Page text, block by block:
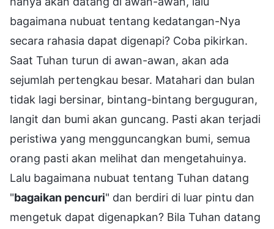
bagaimana nubuat tentang kedatangan-Nya
secara rahasia dapat digenapi? Coba pikirkan.
Saat Tuhan turun di awan-awan, akan ada
sejumlah pertengkau besar. Matahari dan bulan
tidak lagi bersinar, bintang-bintang berguguran,
langit dan bumi akan guncang. Pasti akan terjadi
peristiwa yang mengguncangkan bumi, semua
orang pasti akan melihat dan mengetahuinya.
Lalu bagaimana nubuat tentang Tuhan datang
"bagaikan pencuri" dan berdiri di luar pintu dan
mengetuk dapat digenapkan? Bila Tuhan datang